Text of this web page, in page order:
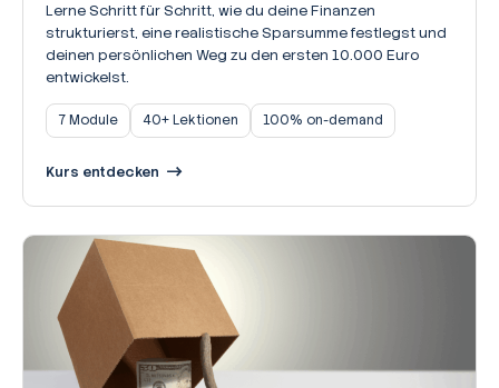
Lerne Schritt für Schritt, wie du deine Finanzen
strukturierst, eine realistische Sparsumme festlegst und
deinen persönlichen Weg zu den ersten 10.000 Euro
entwickelst.
7 Module 40+ Lektionen 100% on-demand
Kurs entdecken